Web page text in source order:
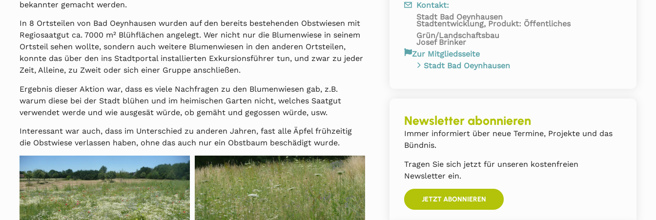
bekannter gemacht werden.
In 8 Ortsteilen von Bad Oeynhausen wurden auf den bereits bestehenden Obstwiesen mit
Regiosaatgut ca. 7000 m² Blühflächen angelegt. Wer nicht nur die Blumenwiese in seinem
Ortsteil sehen wollte, sondern auch weitere Blumenwiesen in den anderen Ortsteilen,
konnte das über den ins Stadtportal installierten Exkursionsführer tun, und zwar zu jeder
Zeit, Alleine, zu Zweit oder sich einer Gruppe anschließen.
Ergebnis dieser Aktion war, dass es viele Nachfragen zu den Blumenwiesen gab, z.B.
warum diese bei der Stadt blühen und im heimischen Garten nicht, welches Saatgut
verwendet werde und wie ausgesät würde, ob gemäht und gegossen würde, usw.
Interessant war auch, dass im Unterschied zu anderen Jahren, fast alle Äpfel frühzeitig
die Obstwiese verlassen haben, ohne das auch nur ein Obstbaum beschädigt wurde.
Kontakt:
Stadt Bad Oeynhausen
Stadtentwicklung, Produkt: Öffentliches
Grün/Landschaftsbau
Josef Brinker
Zur Mitgliedsseite
Stadt Bad Oeynhausen
Newsletter abonnieren
Immer informiert über neue Termine, Projekte und das
Bündnis.
Tragen Sie sich jetzt für unseren kostenfreien
Newsletter ein.
JETZT ABONNIEREN